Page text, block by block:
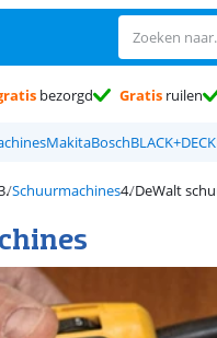
bezorgd Gratis ruilen
MakitaBosch
Schuurmachines DeWalt